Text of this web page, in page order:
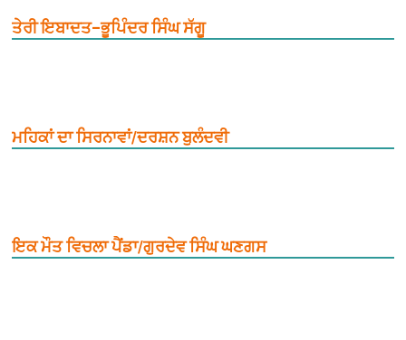
ਤੇਰੀ ਇਬਾਦਤ–ਭੂਪਿੰਦਰ ਸਿੰਘ ਸੱਗੂ
ਮਹਿਕਾਂ ਦਾ ਸਿਰਨਾਵਾਂ/ਦਰਸ਼ਨ ਬੁਲੰਦਵੀ
ਇਕ ਮੌਤ ਵਿਚਲਾ ਪੈਂਡਾ/ਗੁਰਦੇਵ ਸਿੰਘ ਘਣਗਸ